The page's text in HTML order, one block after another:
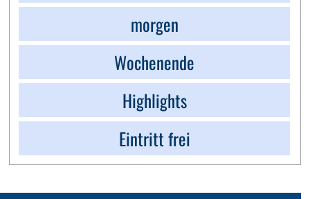
morgen
Wochenende
Highlights
Eintritt frei